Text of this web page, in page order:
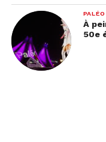
PALÉO
À
50e